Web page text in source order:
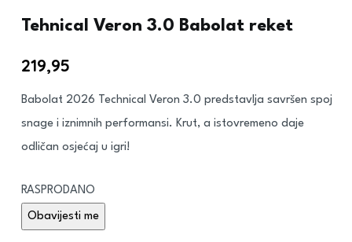
Tehnical Veron 3.0 Babolat reket
219,95
Babolat 2026 Technical Veron 3.0 predstavlja savršen spoj
snage i iznimnih performansi. Krut, a istovremeno daje
odličan osjećaj u igri!
RASPRODANO